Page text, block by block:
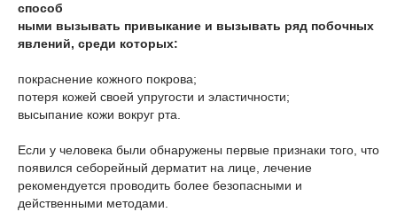
способ
ными вызывать привыкание и вызывать ряд побочных
явлений, среди которых:
покраснение кожного покрова;
потеря кожей своей упругости и эластичности;
высыпание кожи вокруг рта.
Если у человека были обнаружены первые признаки того, что
появился себорейный дерматит на лице, лечение
рекомендуется проводить более безопасными и
действенными методами.